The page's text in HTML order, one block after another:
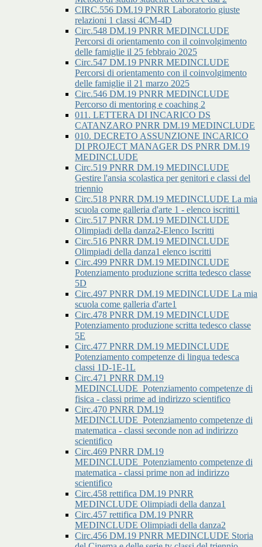
CIRC.556 DM.19 PNRR Laboratorio giuste
relazioni 1 classi 4CM-4D
Circ.548 DM.19 PNRR MEDINCLUDE
Percorsi di orientamento con il coinvolgimento
delle famiglie il 25 febbraio 2025
Circ.547 DM.19 PNRR MEDINCLUDE
Percorsi di orientamento con il coinvolgimento
delle famiglie il 21 marzo 2025
Circ.546 DM.19 PNRR MEDINCLUDE
Percorso di mentoring e coaching 2
011. LETTERA DI INCARICO DS
CATANZARO PNRR DM.19 MEDINCLUDE
010. DECRETO ASSUNZIONE INCARICO
DI PROJECT MANAGER DS PNRR DM.19
MEDINCLUDE
Circ.519 PNRR DM.19 MEDINCLUDE
Gestire l'ansia scolastica per genitori e classi del
triennio
Circ.518 PNRR DM.19 MEDINCLUDE La mia
scuola come galleria d'arte 1 - elenco iscritti1
Circ.517 PNRR DM.19 MEDINCLUDE
Olimpiadi della danza2-Elenco Iscritti
Circ.516 PNRR DM.19 MEDINCLUDE
Olimpiadi della danza1 elenco iscritti
Circ.499 PNRR DM.19 MEDINCLUDE
Potenziamento produzione scritta tedesco classe
5D
Circ.497 PNRR DM.19 MEDINCLUDE La mia
scuola come galleria d'arte1
Circ.478 PNRR DM.19 MEDINCLUDE
Potenziamento produzione scritta tedesco classe
5E
Circ.477 PNRR DM.19 MEDINCLUDE
Potenziamento competenze di lingua tedesca
classi 1D-1E-1L
Circ.471 PNRR DM.19
MEDINCLUDE_Potenziamento competenze di
fisica - classi prime ad indirizzo scientifico
Circ.470 PNRR DM.19
MEDINCLUDE_Potenziamento competenze di
matematica - classi seconde non ad indirizzo
scientifico
Circ.469 PNRR DM.19
MEDINCLUDE_Potenziamento competenze di
matematica - classi prime non ad indirizzo
scientifico
Circ.458 rettifica DM.19 PNRR
MEDINCLUDE Olimpiadi della danza1
Circ.457 rettifica DM.19 PNRR
MEDINCLUDE Olimpiadi della danza2
Circ.456 DM.19 PNRR MEDINCLUDE Storia